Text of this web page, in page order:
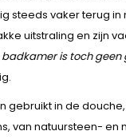
steeds vaker terug
uitstraling en zijn
badkamer is toch geen
in de
van natuursteen-